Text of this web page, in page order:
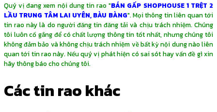
Quý vị đang xem nội dung tin rao "BÁN GẤP SHOPHOUSE 1 TRỆT 2
LẦU TRUNG TÂM LAI UYÊN, BÀU BÀNG". Mọi thông tin liên quan tới
tin rao này là do người đăng tin đăng tải và chịu trách nhiệm. Chúng
tôi luôn cố gắng để có chất lượng thông tin tốt nhất, nhưng chúng tôi
không đảm bảo và không chịu trách nhiệm về bất kỳ nội dung nào liên
quan tới tin rao này. Nếu quý vị phát hiện có sai sót hay vấn đề gì xin
hãy thông báo cho chúng tôi.
Các tin rao khác